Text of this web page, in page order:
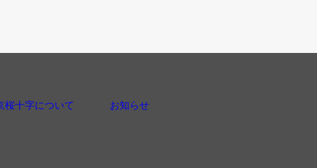
桜十字について
お知らせ